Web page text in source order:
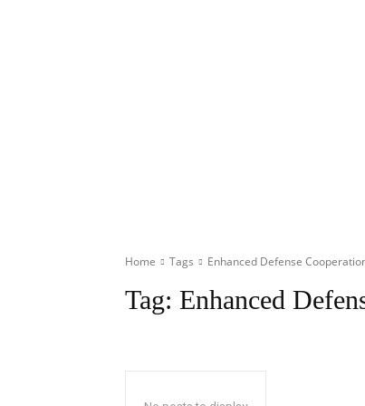
Home Tags Enhanced Defense
Tag: Enhanced